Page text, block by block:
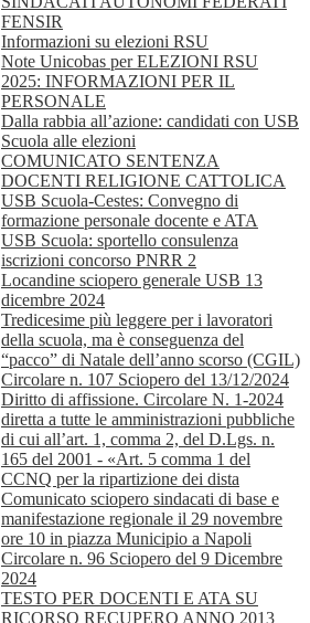
FENSIR
Informazioni su elezioni RSU
Note Unicobas per ELEZIONI RSU
2025: INFORMAZIONI PER IL
PERSONALE
Dalla rabbia all’azione: candidati con USB
Scuola alle elezioni
COMUNICATO SENTENZA
DOCENTI RELIGIONE CATTOLICA
USB Scuola-Cestes: Convegno di
formazione personale docente e ATA
USB Scuola: sportello consulenza
iscrizioni concorso PNRR 2
Locandine sciopero generale USB 13
dicembre 2024
Tredicesime più leggere per i lavoratori
della scuola, ma è conseguenza del
“pacco” di Natale dell’anno scorso (CGIL)
Circolare n. 107 Sciopero del 13/12/2024
Diritto di affissione. Circolare N. 1-2024
diretta a tutte le amministrazioni pubbliche
di cui all’art. 1, comma 2, del D.Lgs. n.
165 del 2001 - «Art. 5 comma 1 del
CCNQ per la ripartizione dei dista
Comunicato sciopero sindacati di base e
manifestazione regionale il 29 novembre
ore 10 in piazza Municipio a Napoli
Circolare n. 96 Sciopero del 9 Dicembre
2024
TESTO PER DOCENTI E ATA SU
RICORSO RECUPERO ANNO 2013